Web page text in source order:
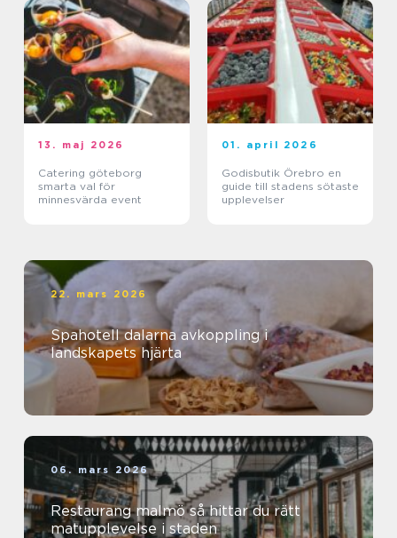
13. maj 2026
Catering göteborg
smarta val för
minnesvärda event
01. april 2026
Godisbutik Örebro en
guide till stadens sötaste
upplevelser
22. mars 2026
Spahotell dalarna avkoppling i
landskapets hjärta
06. mars 2026
Restaurang malmö så hittar du rätt
matupplevelse i staden